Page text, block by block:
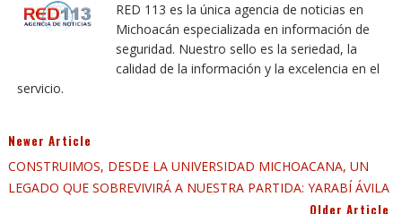
RED 113 es la única agencia de noticias en
Michoacán especializada en información de
seguridad. Nuestro sello es la seriedad, la
calidad de la información y la excelencia en el
servicio.
Newer Article
CONSTRUIMOS, DESDE LA UNIVERSIDAD MICHOACANA, UN
LEGADO QUE SOBREVIVIRÁ A NUESTRA PARTIDA: YARABÍ ÁVILA
Older Article